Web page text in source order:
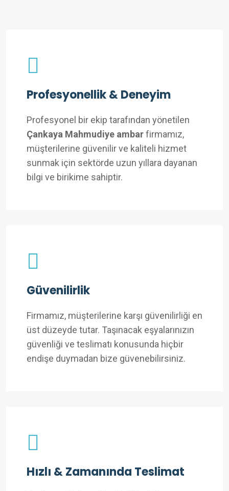
Profesyonellik & Deneyim
Profesyonel bir ekip tarafından yönetilen
Çankaya Mahmudiye ambarfirmamız,
müşterilerine güvenilir ve kaliteli hizmet
sunmak için sektörde uzun yıllara dayanan
bilgi ve birikime sahiptir.
Güvenilirlik
Firmamız, müşterilerine karşı güvenilirliği en
üst düzeyde tutar. Taşınacak eşyalarınızın
güvenliği ve teslimatı konusunda hiçbir
endişe duymadan bize güvenebilirsiniz.
Hızlı & Zamanında Teslimat